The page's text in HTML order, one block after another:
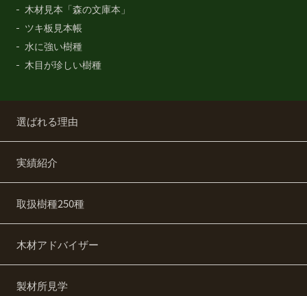
木材見本「森の文庫本」
ツキ板見本帳
水に強い樹種
木目が珍しい樹種
選ばれる理由
実績紹介
取扱樹種250種
木材アドバイザー
製材所見学